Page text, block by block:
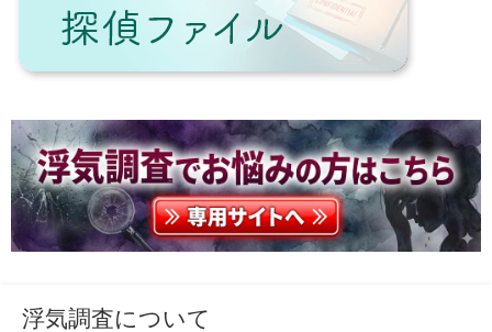
浮気調査について